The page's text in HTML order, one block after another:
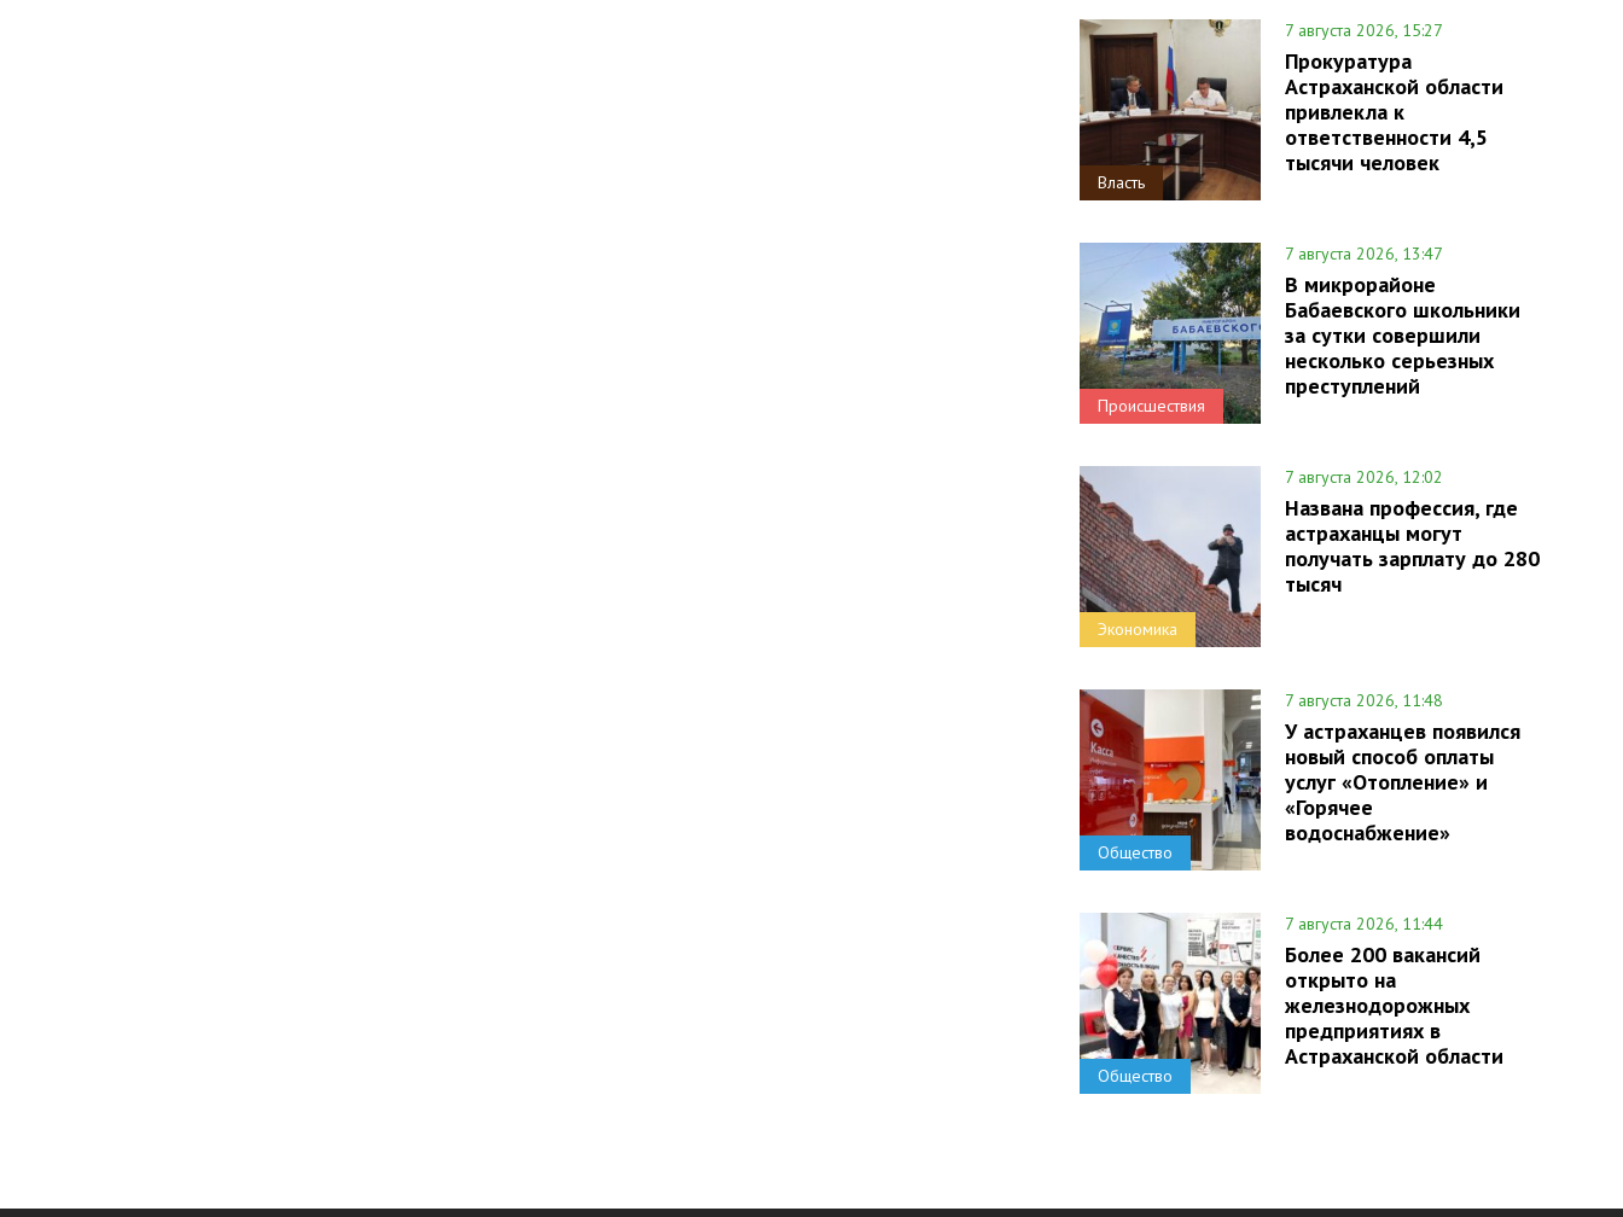
Власть
7 августа 2026, 15:27
Прокуратура
Астраханской области
привлекла к
ответственности 4,5
тысячи человек
Происшествия
7 августа 2026, 13:47
В микрорайоне
Бабаевского школьники
за сутки совершили
несколько серьезных
преступлений
Экономика
7 августа 2026, 12:02
Названа профессия, где
астраханцы могут
получать зарплату до 280
тысяч
Общество
7 августа 2026, 11:48
У астраханцев появился
новый способ оплаты
услуг «Отопление» и
«Горячее
водоснабжение»
Общество
7 августа 2026, 11:44
Более 200 вакансий
открыто на
железнодорожных
предприятиях в
Астраханской области